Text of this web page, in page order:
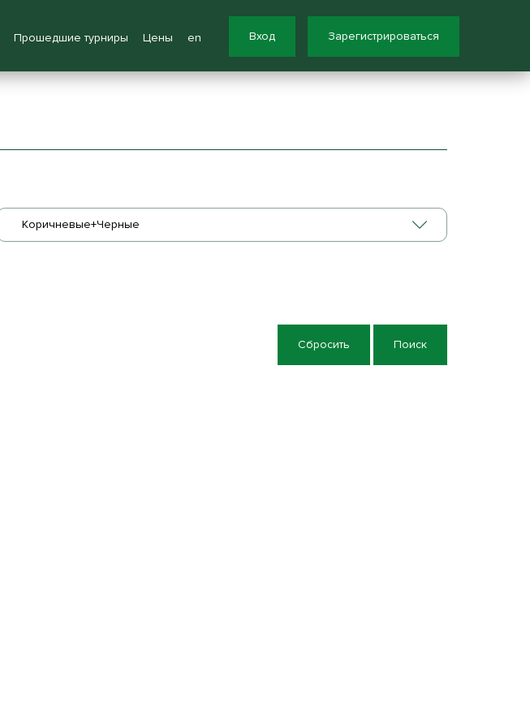
Прошедшие турниры Цены en Вход Зарегистрироваться
Коричневые+Черные
Сбросить Поиск